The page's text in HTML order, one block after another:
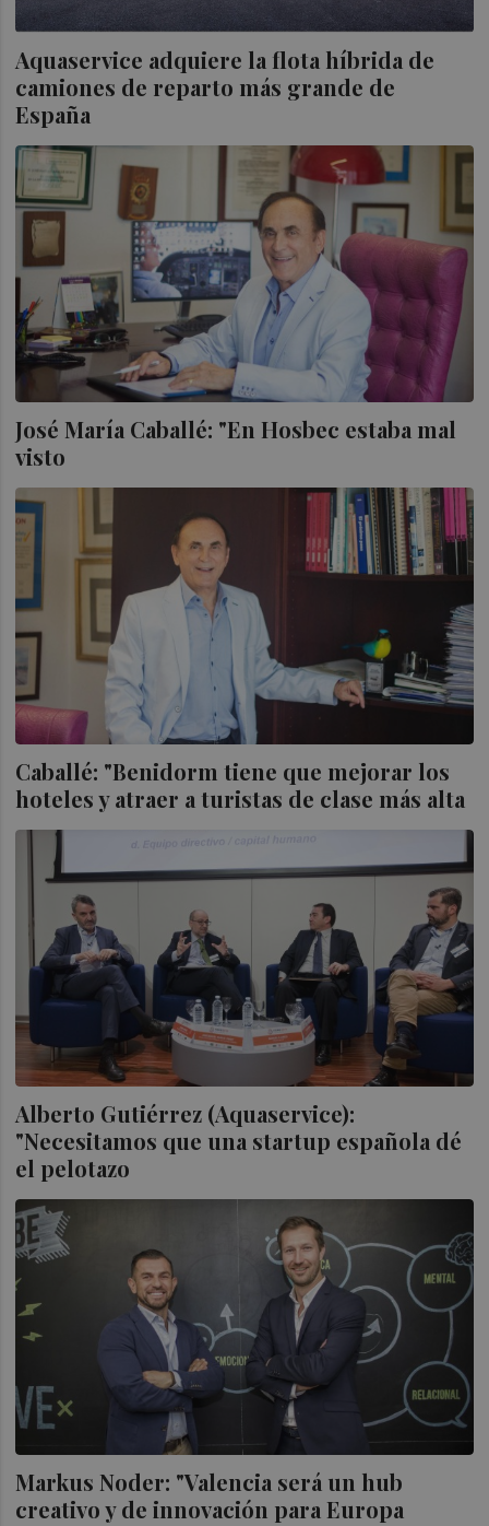
Aquaservice adquiere la flota híbrida de
camiones de reparto más grande de
España
José María Caballé: "En Hosbec estaba mal
visto
Caballé: "Benidorm tiene que mejorar los
hoteles y atraer a turistas de clase más alta
Alberto Gutiérrez (Aquaservice):
"Necesitamos que una startup española dé
el pelotazo
Markus Noder: "Valencia será un hub
creativo y de innovación para Europa